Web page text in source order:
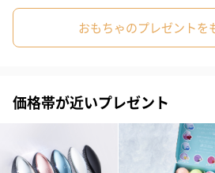
リラックスグッズを同梱してお届けしま
かき氷入浴剤4点セット
かき氷入浴
おもちゃのプレゼントを
価格帯が近いプレゼント